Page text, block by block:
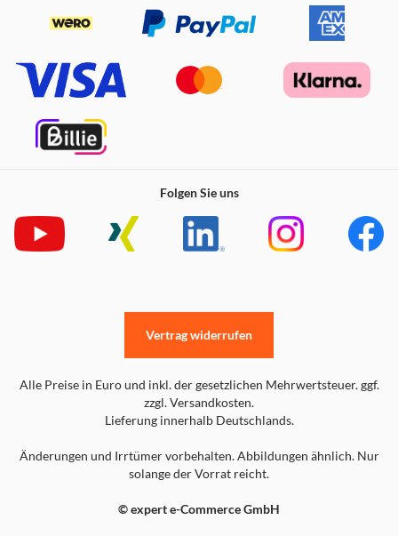
Controller und andere 3,5-mm-Geräte anschließen.
Folgen Sie uns
Alle Preise in Euro und inkl. der gesetzlichen Mehrwertsteuer. ggf.
zzgl. Versandkosten.
Lieferung innerhalb Deutschlands.
Änderungen und Irrtümer vorbehalten. Abbildungen ähnlich. Nur
solange der Vorrat reicht.
© expert e-Commerce GmbH
Vertrag widerrufen